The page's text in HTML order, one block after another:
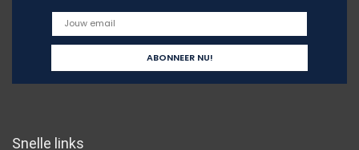
Snelle links